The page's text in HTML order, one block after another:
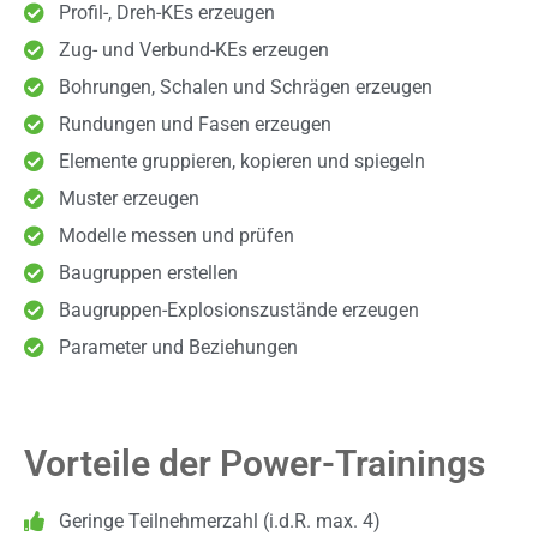
Profil-, Dreh-KEs erzeugen
Zug- und Verbund-KEs erzeugen
Bohrungen, Schalen und Schrägen erzeugen
Rundungen und Fasen erzeugen
Elemente gruppieren, kopieren und spiegeln
Muster erzeugen
Modelle messen und prüfen
Baugruppen erstellen
Baugruppen-Explosionszustände erzeugen
Parameter und Beziehungen
Vorteile der Power-Trainings
Geringe Teilnehmerzahl (i.d.R. max. 4)